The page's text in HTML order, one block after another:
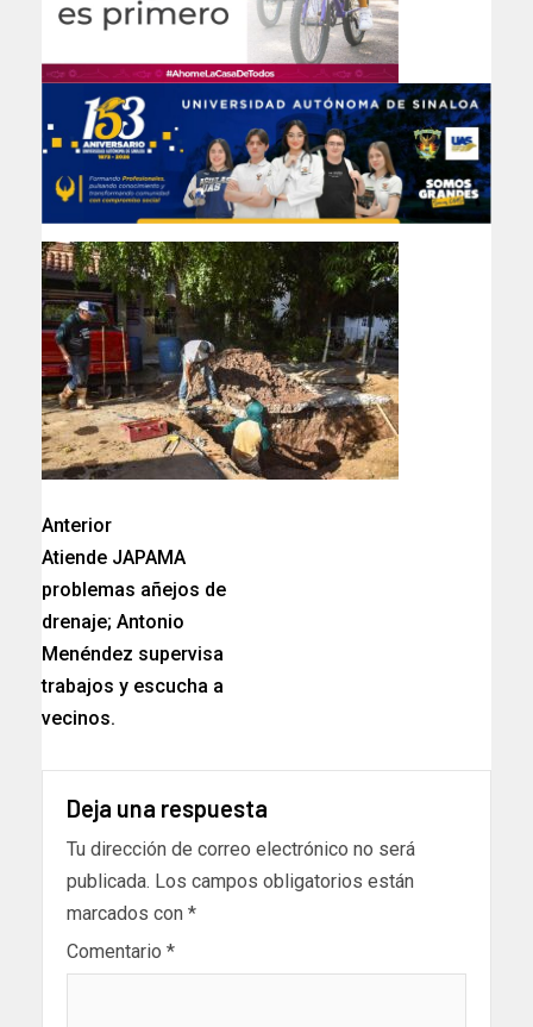
Anterior
Atiende JAPAMA
problemas añejos de
drenaje; Antonio
Menéndez supervisa
trabajos y escucha a
vecinos.
Deja una respuesta
Tu dirección de correo electrónico no será
publicada. Los campos obligatorios están
marcados con *
Comentario *